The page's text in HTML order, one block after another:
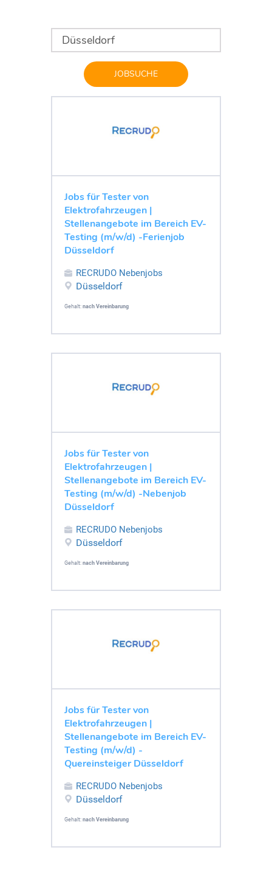
JOBSUCHE
Jobs für Tester von
Elektrofahrzeugen |
Stellenangebote im Bereich EV-
Testing (m/w/d) -Ferienjob
Düsseldorf
RECRUDO Nebenjobs
Düsseldorf
Gehalt: nach Vereinbarung
Jobs für Tester von
Elektrofahrzeugen |
Stellenangebote im Bereich EV-
Testing (m/w/d) -Nebenjob
Düsseldorf
RECRUDO Nebenjobs
Düsseldorf
Gehalt: nach Vereinbarung
Jobs für Tester von
Elektrofahrzeugen |
Stellenangebote im Bereich EV-
Testing (m/w/d) -
Quereinsteiger Düsseldorf
RECRUDO Nebenjobs
Düsseldorf
Gehalt: nach Vereinbarung